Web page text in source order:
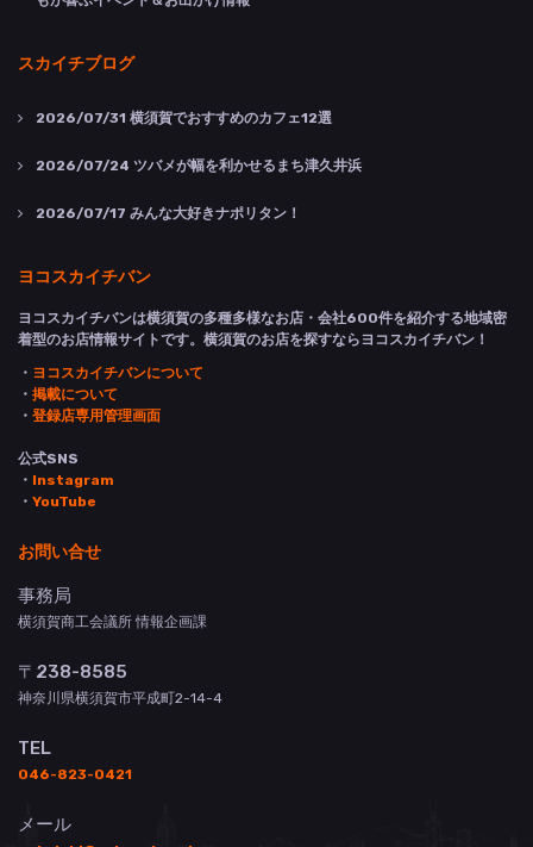
スカイチブログ
2026/07/31 横須賀でおすすめのカフェ12選
2026/07/24 ツバメが幅を利かせるまち津久井浜
2026/07/17 みんな大好きナポリタン！
ヨコスカイチバン
ヨコスカイチバンは横須賀の多種多様なお店・会社600件を紹介する地域密
着型のお店情報サイトです。横須賀のお店を探すならヨコスカイチバン！
・ ヨコスカイチバンについて
・ 掲載について
・ 登録店専用管理画面
公式SNS
・ Instagram
・ YouTube
お問い合せ
事務局
横須賀商工会議所 情報企画課
〒238-8585
神奈川県横須賀市平成町2-14-4
TEL
046-823-0421
メール